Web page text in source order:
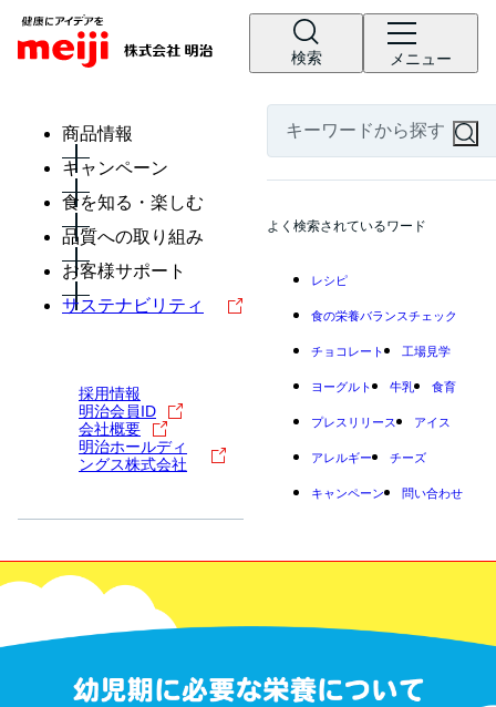
検索 メニュー
商品情報
キャンペーン
食を知る・楽しむ
品質への取り組み
お客様サポート
サステナビリティ
採用情報
明治会員ID
会社概要
明治ホールディ
ングス株式会社
よく検索されているワード
レシピ
食の栄養バランスチェック
チョコレート 工場見学
ヨーグルト 牛乳 食育
プレスリリース アイス
アレルギー チーズ
キャンペーン 問い合わせ